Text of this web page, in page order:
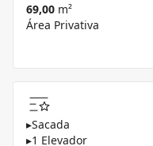
69,00 m²
Área Privativa
▸Sacada
▸1 Elevador